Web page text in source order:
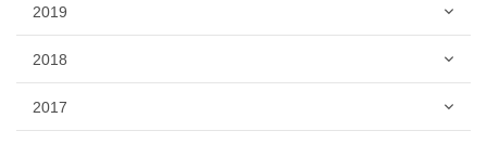
2019
2018
2017